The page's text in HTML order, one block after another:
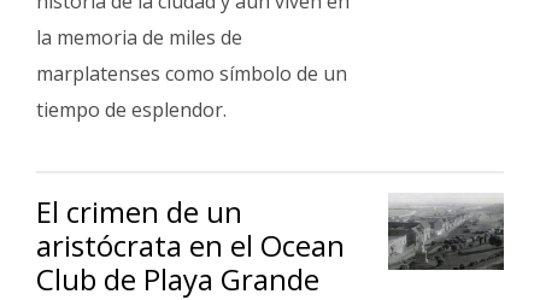
la memoria de miles de
marplatenses como símbolo de un
tiempo de esplendor.
El crimen de un
aristócrata en el Ocean
Club de Playa Grande